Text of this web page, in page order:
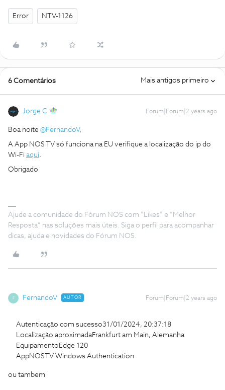
Error NTV-1126
6 Comentários Mais antigos primeiro
Jorge C Forum|Forum|2 years ago
Boa noite @FernandoV,
A App NOS TV só funciona na EU verifique a localização do ip do
Wi-Fi aqui.
Obrigado
Ajude a comunidade do Fórum NOS com “Likes” e “Melhor
Resposta” nas soluções mais úteis. Siga o perfil para acompanhar
dicas, ajuda e novidades do Fórum NOS.
F FernandoV AUTOR Forum|Forum|2 years ago
Autenticação com sucesso31/01/2024, 20:37:18
Localização aproximadaFrankfurt am Main, Alemanha
EquipamentoEdge 120
AppNOSTV Windows Authentication
ou tambem